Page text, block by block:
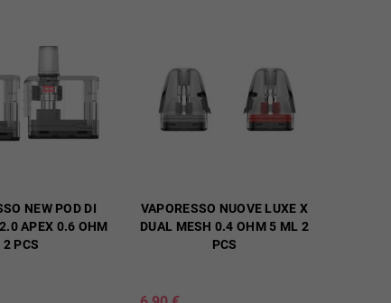
NEW POD DI
APEX 0.6 OHM
2 PCS
VAPORESSO NUOVE LUXE X
DUAL MESH 0.4 OHM 5 ML 2
PCS